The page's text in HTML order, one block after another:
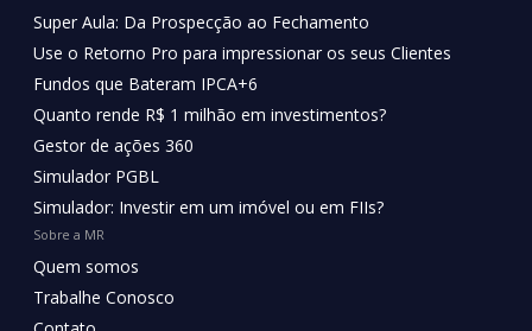
Super Aula: Da Prospecção ao Fechamento
Use o Retorno Pro para impressionar os seus Clientes
Fundos que Bateram IPCA+6
Quanto rende R$ 1 milhão em investimentos?
Gestor de ações 360
Simulador PGBL
Simulador: Investir em um imóvel ou em FIIs?
Sobre a MR
Quem somos
Trabalhe Conosco